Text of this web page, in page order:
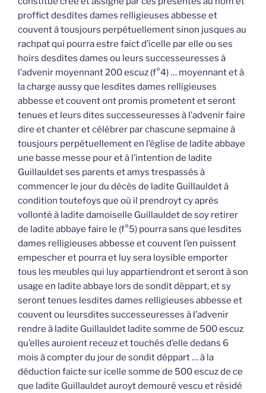
proffict desdites dames relligieuses abbesse et
couvent à tousjours perpétuellement sinon jusques au
rachpat qui pourra estre faict d’icelle par elle ou ses
hoirs desdites dames ou leurs successeuresses à
l’advenir moyennant 200 escuz (f°4) … moyennant et à
la charge aussy que lesdites dames relligieuses
abbesse et couvent ont promis prometent et seront
tenues et leurs dites successeuresses à l’advenir faire
dire et chanter et célébrer par chascune sepmaine à
tousjours perpétuellement en l’église de ladite abbaye
une basse messe pour et à l’intention de ladite
Guillauldet ses parents et amys trespassés à
commencer le jour du décès de ladite Guillauldet à
condition toutefoys que où il prendroyt cy après
vollonté à ladite damoiselle Guillauldet de soy retirer
de ladite abbaye faire le (f°5) pourra sans que lesdites
dames relligieuses abbesse et couvent l’en puissent
empescher et pourra et luy sera loysible emporter
tous les meubles qui luy appartiendront et seront à son
usage en ladite abbaye lors de sondit déppart, et sy
seront tenues lesdites dames relligieuses abbesse et
couvent ou leursdites successeuresses à l’advenir
rendre à ladite Guillauldet ladite somme de 500 escuz
qu’elles auroient receuz et touchés d’elle dedans 6
mois à compter du jour de sondit déppart … à la
déduction faicte sur icelle somme de 500 escuz de ce
que ladite Guillauldet auroyt demouré vescu et résidé